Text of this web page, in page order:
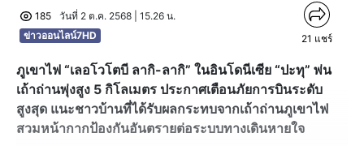
185
วันที่ 2 ต.ค. 2568 | 15.26 น.
ข่าวออนไลน์7HD
21 แชร์
ภูเขาไฟ “เลอโวโตบี ลากิ-ลากิ” ในอินโดนีเซีย “ปะทุ” พ่น
เถ้าถ่านพุ่งสูง 5 กิโลเมตร ประกาศเตือนภัยการบินระดับ
สูงสุด แนะชาวบ้านที่ได้รับผลกระทบจากเถ้าถ่านภูเขาไฟ
สวมหน้ากากป้องกันอันตรายต่อระบบทางเดินหายใจ